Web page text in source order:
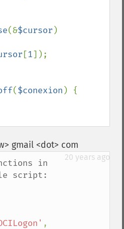
(&$cursor )
[1]);
($conexion ) {
gmail <dot> com
20 years ago
in
,